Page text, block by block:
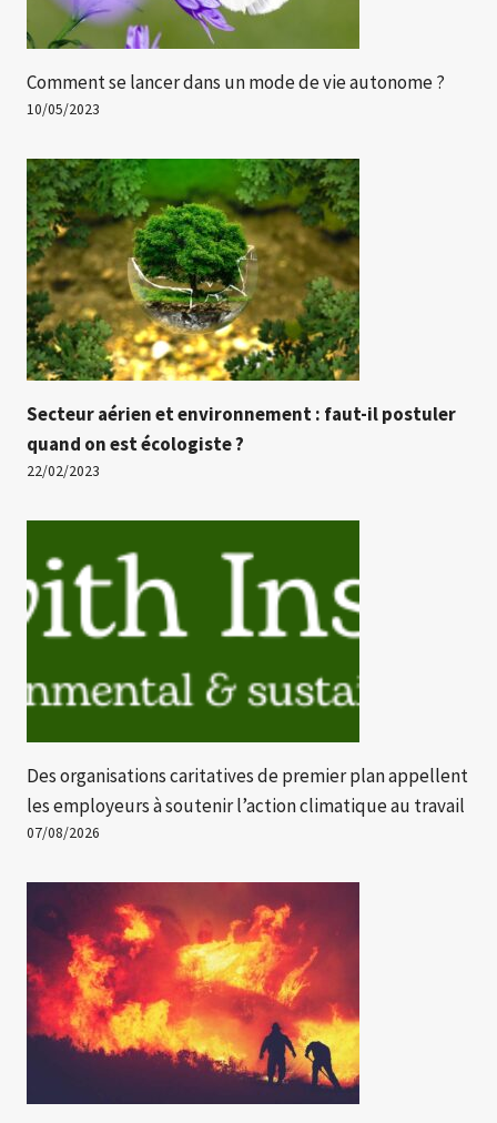
Comment se lancer dans un mode de vie autonome ?
10/05/2023
Secteur aérien et environnement : faut-il postuler
quand on est écologiste ?
22/02/2023
Des organisations caritatives de premier plan appellent
les employeurs à soutenir l’action climatique au travail
07/08/2026